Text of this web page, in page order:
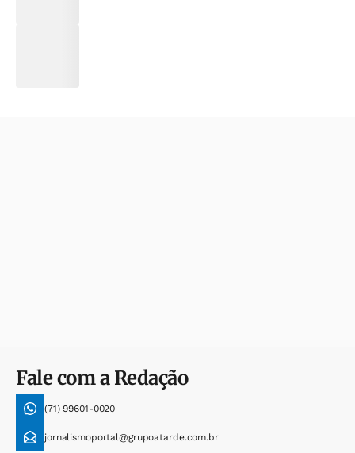
Fale com a Redação
(71) 99601-0020
jornalismoportal@grupoatarde.com.br